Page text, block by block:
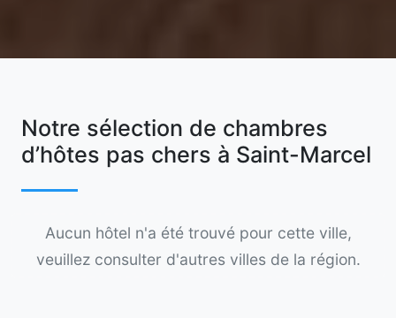
Notre sélection de chambres
d’hôtes pas chers à Saint-Marcel
Aucun hôtel n'a été trouvé pour cette ville,
veuillez consulter d'autres villes de la région.